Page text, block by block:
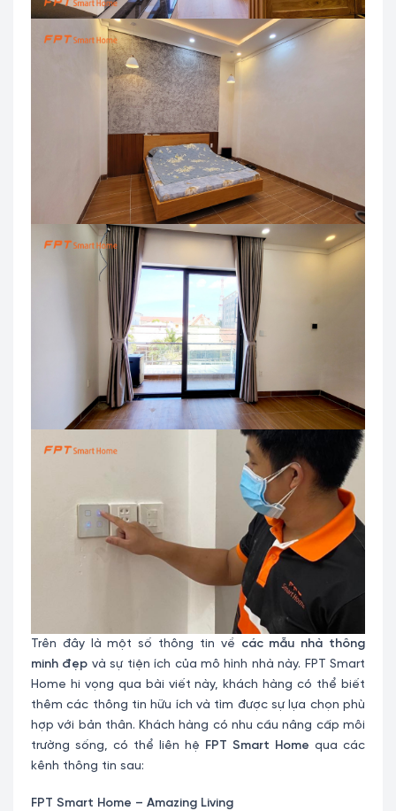
Trên đây là một số thông tin về các mẫu nhà thông
minh đẹp và sự tiện ích của mô hình nhà này. FPT Smart
Home hi vọng qua bài viết này, khách hàng có thể biết
thêm các thông tin hữu ích và tìm được sự lựa chọn phù
hợp với bản thân. Khách hàng có nhu cầu nâng cấp môi
trường sống, có thể liên hệ FPT Smart Home qua các
kênh thông tin sau:
FPT Smart Home – Amazing Living